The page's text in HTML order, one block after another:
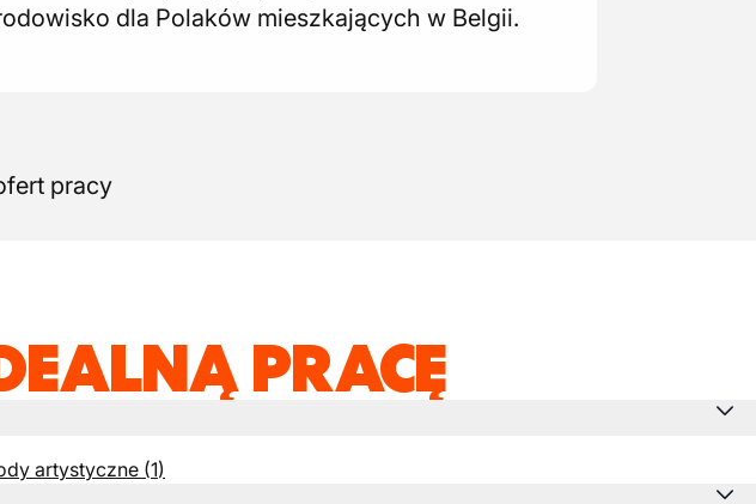
dla Polaków mieszkających w Belgii.
pracy
PRACĘ
artystyczne (1)